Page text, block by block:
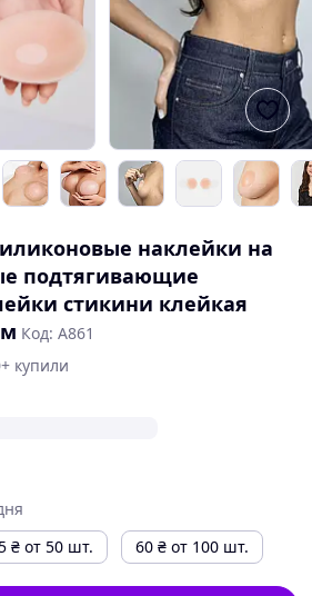
наклейки на
подтягивающие
стикини клейкая
Код: A861
купили
₴ от 50 шт. 60 ₴ от 100 шт.